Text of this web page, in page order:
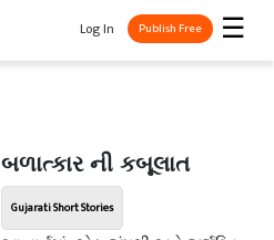
☰
Log In Publish Free
બળાત્કાર ની કબૂલાત
Gujarati Short Stories